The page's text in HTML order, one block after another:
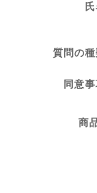
質問の種
同意
商